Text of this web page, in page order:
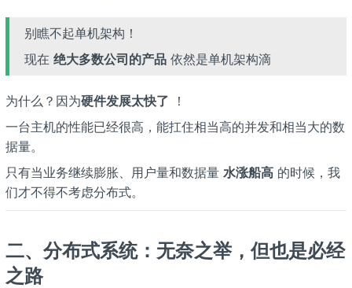
别瞧不起单机架构！
现在 绝大多数公司的产品依然是单机架构滴
为什么？因为硬件发展太快了 ！
一台主机的性能已经很高，能扛住相当高的并发和相当大的数
据量。
只有当业务继续膨胀、用户量和数据量 水涨船高的时候，我
们才不得不考虑分布式。
二、分布式系统：无奈之举，但也是必经
之路